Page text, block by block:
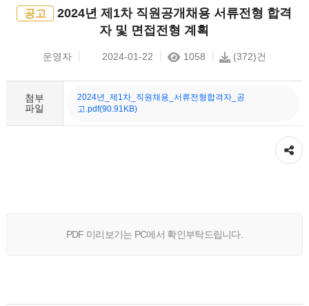
공고
2024년 제1차 직원공개채용 서류전형 합격
자 및 면접전형 계획
운영자 2024-01-22 1058 (372)건
첨부
파일
2024년_제1차_직원채용_서류전형합격자_공
고.pdf(90.91KB)
공유하기
PDF 미리보기는 PC에서 확인부탁드립니다.